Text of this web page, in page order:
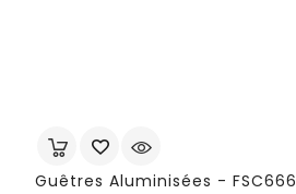
Guêtres Aluminisées - FSC666